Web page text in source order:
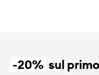
-20% sul